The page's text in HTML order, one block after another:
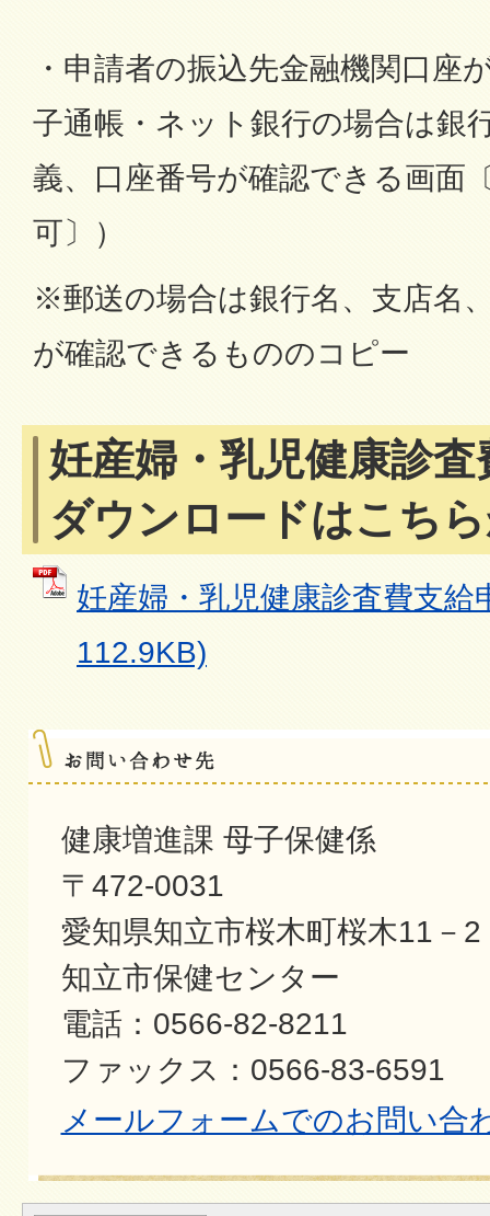
・申請者の振込先金融機関口座
子通帳・ネット銀行の場合は銀
義、口座番号が確認できる画面
可〕）
※郵送の場合は銀行名、支店名
が確認できるもののコピー
妊産婦・乳児健康診
ダウンロードはこち
妊産婦・乳児健康診査費支
112.9KB)
健康増進課 母子保健係
〒472-0031
愛知県知立市桜木町桜木11－2
知立市保健センター
電話：0566-82-8211
ファックス：0566-83-6591
メールフォームでのお問い合